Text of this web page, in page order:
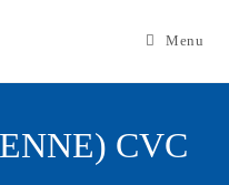
Menu
CVC